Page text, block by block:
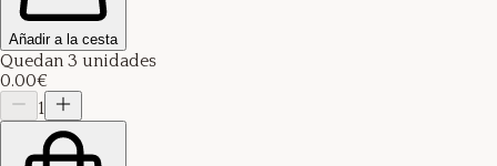
Añadir a la cesta
Quedan 3 unidades
0.00€
1